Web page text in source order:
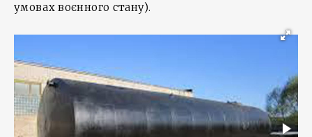
умовах воєнного стану).